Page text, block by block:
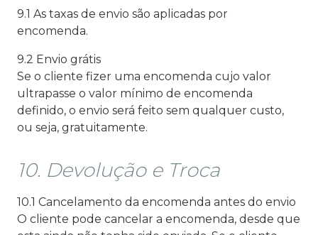
9.1 As taxas de envio são aplicadas por
encomenda.
9.2 Envio grátis
Se o cliente fizer uma encomenda cujo valor
ultrapasse o valor mínimo de encomenda
definido, o envio será feito sem qualquer custo,
ou seja, gratuitamente.
10. Devolução e Troca
10.1 Cancelamento da encomenda antes do envio
O cliente pode cancelar a encomenda, desde que